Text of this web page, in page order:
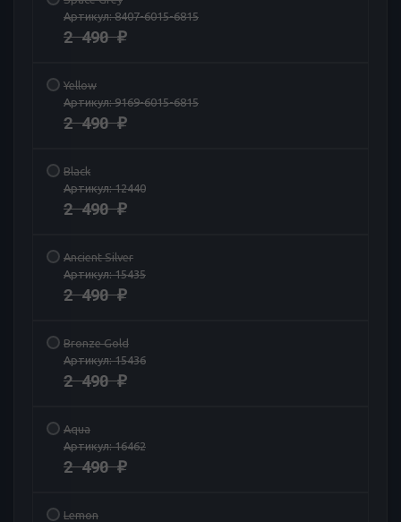
Артикул:8407-6015-6815
2 490₽
Yellow
Артикул:9169-6015-6815
2 490₽
Black
Артикул:12440
2 490₽
Ancient Silver
Артикул:15435
2 490₽
Bronze Gold
Артикул:15436
2 490₽
Aqua
Артикул:16462
2 490₽
Lemon